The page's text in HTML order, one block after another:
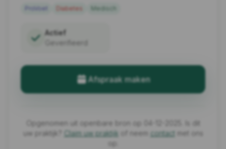
ProVoet Diabetes Medisch
Actief
Geverifieerd
Afspraak maken
Opgenomen uit openbare bron op 04-12-2025. Is dit
uw praktijk?
Claim uw praktijk of neem contact met ons
op.